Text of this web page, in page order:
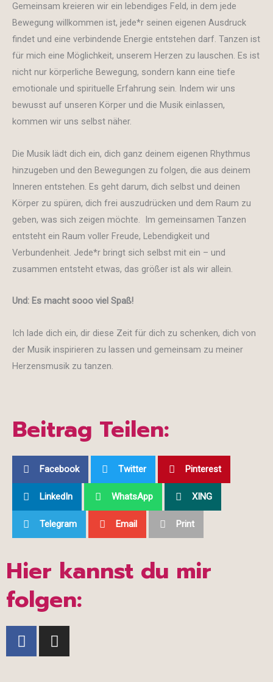
Gemeinsam kreieren wir ein lebendiges Feld, in dem jede
Bewegung willkommen ist, jede*r seinen eigenen Ausdruck
findet und eine verbindende Energie entstehen darf. Tanzen ist
für mich eine Möglichkeit, unserem Herzen zu lauschen. Es ist
nicht nur körperliche Bewegung, sondern kann eine tiefe
emotionale und spirituelle Erfahrung sein. Indem wir uns
bewusst auf unseren Körper und die Musik einlassen,
kommen wir uns selbst näher.
Die Musik lädt dich ein, dich ganz deinem eigenen Rhythmus
hinzugeben und den Bewegungen zu folgen, die aus deinem
Inneren entstehen. Es geht darum, dich selbst und deinen
Körper zu spüren, dich frei auszudrücken und dem Raum zu
geben, was sich zeigen möchte. Im gemeinsamen Tanzen
entsteht ein Raum voller Freude, Lebendigkeit und
Verbundenheit. Jede*r bringt sich selbst mit ein – und
zusammen entsteht etwas, das größer ist als wir allein.
Und: Es macht sooo viel Spaß!
Ich lade dich ein, dir diese Zeit für dich zu schenken, dich von
der Musik inspirieren zu lassen und gemeinsam zu meiner
Herzensmusik zu tanzen.
Beitrag Teilen:
Facebook Twitter Pinterest
LinkedIn WhatsApp XING
Telegram Email Print
Hier kannst du mir
folgen:
F
a
I
n